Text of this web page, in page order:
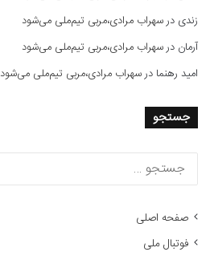
زندی درسهراب مرادی،مربی تیم‌ملی می‌شود
آرمان درسهراب مرادی،مربی تیم‌ملی می‌شود
امید رهنما درسهراب مرادی،مربی تیم‌ملی می‌شود
جستجو
صفحه اصلی
فوتبال ملی